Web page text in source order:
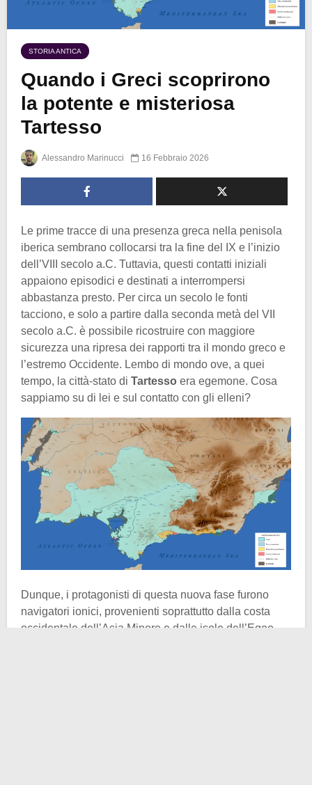
STORIA ANTICA
Quando i Greci scoprirono
la potente e misteriosa
Tartesso
Alessandro Marinucci 16 Febbraio 2026
Le prime tracce di una presenza greca nella penisola
iberica sembrano collocarsi tra la fine del IX e l’inizio
dell’VIII secolo a.C. Tuttavia, questi contatti iniziali
appaiono episodici e destinati a interrompersi
abbastanza presto. Per circa un secolo le fonti
tacciono, e solo a partire dalla seconda metà del VII
secolo a.C. è possibile ricostruire con maggiore
sicurezza una ripresa dei rapporti tra il mondo greco e
l’estremo Occidente. Lembo di mondo ove, a quei
tempo, la città-stato di Tartesso era egemone. Cosa
sappiamo su di lei e sul contatto con gli elleni?
Dunque, i protagonisti di questa nuova fase furono
navigatori ionici, provenienti soprattutto dalla costa
occidentale dell’Asia Minore e dalle isole dell’Egeo